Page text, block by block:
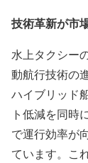
技術革新が市
水上タクシー
動航行技術の
ハイブリッド
ト低減を同時
で運行効率が
ています。こ